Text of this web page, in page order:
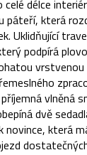
délce
páteří, která
Uklidňující
podpírá
vlněná
dvě
novince, která